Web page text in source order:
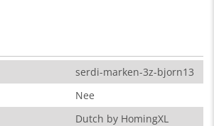
stof. Bij het weven van grof
dikke draden gebruikt, wat zorgt
De voordelen hiervan zijn dat de stof
kans is voor zitspiegel (een
plek waar je gezeten hebt).
serdi-marken-3z-bjorn13
Nee
Dutch by HomingXL